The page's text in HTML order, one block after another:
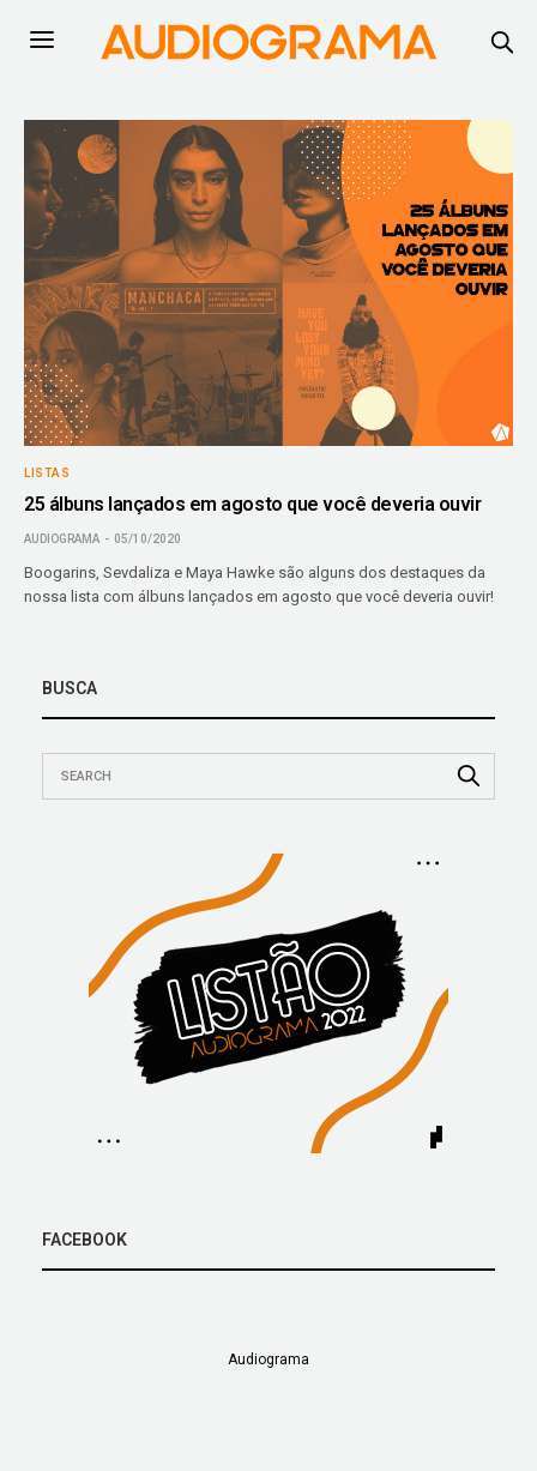
LISTAS
25 álbuns lançados em agosto que você deveria ouvir
AUDIOGRAMA 05/10/2020
Boogarins, Sevdaliza e Maya Hawke são alguns dos destaques da
nossa lista com álbuns lançados em agosto que você deveria ouvir!
BUSCA
FACEBOOK
Audiograma